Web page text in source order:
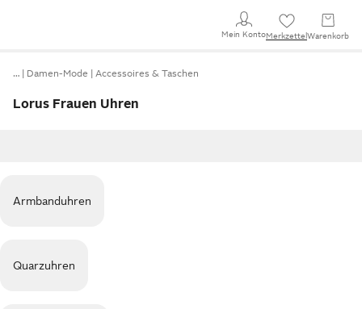
Mein KontoMerkzettel Warenkorb
… Damen-Mode Accessoires & Taschen
Lorus Frauen Uhren
Armbanduhren
Quarzuhren